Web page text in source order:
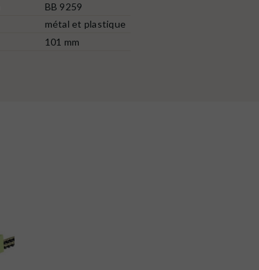
BB 9259
métal et plastique
101 mm